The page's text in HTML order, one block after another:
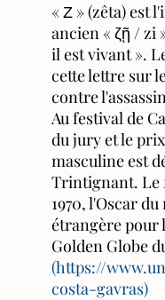
« Ζ » (zêta) est
ancien « ζῇ / zi
il est vivant ».
cette lettre sur
contre
Au festival de
du jury et le
masculine est
Trintignant. Le
1970, l'Oscar
étrangère pour
Golden Globe
(https://
costa-gavras)